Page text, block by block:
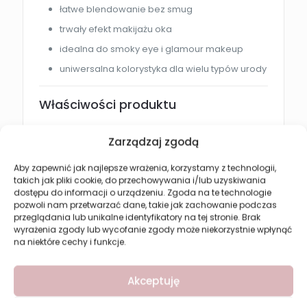
Zarządzaj zgodą
Aby zapewnić jak najlepsze wrażenia, korzystamy z technologii,
takich jak pliki cookie, do przechowywania i/lub uzyskiwania
dostępu do informacji o urządzeniu. Zgoda na te technologie
pozwoli nam przetwarzać dane, takie jak zachowanie podczas
przeglądania lub unikalne identyfikatory na tej stronie. Brak
wyrażenia zgody lub wycofanie zgody może niekorzystnie wpłynąć
na niektóre cechy i funkcje.
Akceptuję
łatwe blendowanie bez smug
trwały efekt makijażu oka
idealna do smoky eye i glamour makeup
uniwersalna kolorystyka dla wielu typów urody
Właściwości produktu
SHE SHADE
Ilość kolorów:9
Wykończenie:matowe, perłowe i błyszczące
Efekt po zastosowaniu
Paletka cieni Revers zapewnia:
głębokie i podkreślone spojrzenie
wielowymiarowy efekt na powiece